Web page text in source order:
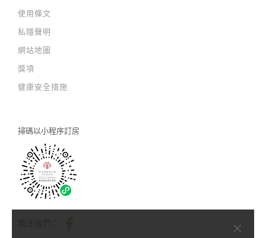
使用條文
私隱聲明
網站地圖
獎項
健康安全措施
掃碼以小程序訂房
×